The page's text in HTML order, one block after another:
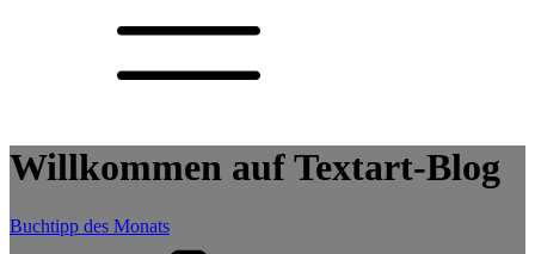
Willkommen auf Textart-Blog
Buchtipp des Monats